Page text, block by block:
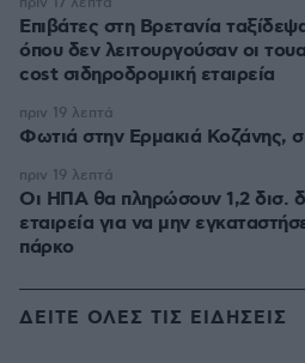
Επιβάτες στη Βρετανία
όπου δεν λειτουργούσαν οι
cost σιδηροδρομική εταιρεία
Φωτιά στην Ερμακιά Κοζάνης,
πριν 19 λεπτά
Οι ΗΠΑ θα πληρώσουν 1,2 δισ.
εταιρεία για να μην
πάρκο
πριν 19 λεπτά
ΔΕΙΤΕ ΟΛΕΣ ΤΙΣ ΕΙΔΗΣΕΙΣ